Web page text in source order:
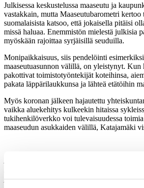
Julkisessa keskustelussa maaseutu ja
vastakkain, mutta Maaseutubarometri kertoo
suomalaisista katsoo, että jokaisella pitäisi
missä haluaa. Enemmistön mielestä julkisia
myöskään rajoittaa syrjäisillä seuduilla.
Monipaikkaisuus, siis pendelöinti
maaseutuasunnon välillä, on yleistynyt. Kun
pakottivat toimistotyöntekijät koteihinsa,
pakata läppärilaukkunsa ja lähteä etätöihin
Myös koronan jälkeen hajautettu
vaikka aluekehitys kulkeekin hitaissa
tukihenkilöverkko voi tulevaisuudessa
maaseudun asukkaiden välillä, Katajamäki